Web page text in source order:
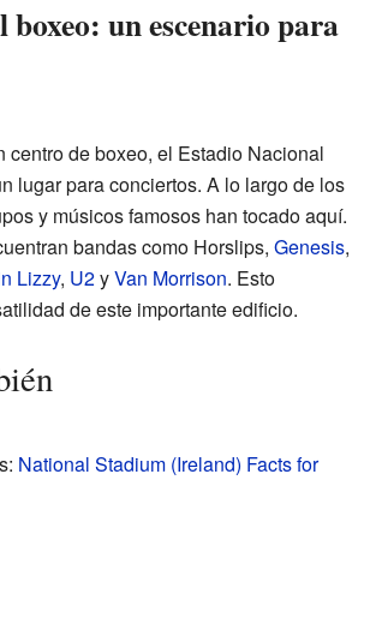
boxeo: un escenario para
centro de boxeo, el Estadio Nacional
lugar para conciertos. A lo largo de los
y músicos famosos han tocado aquí.
bandas como Horslips, Genesis,
Lizzy, U2yVan Morrison. Esto
de este importante edificio.
National Stadium (Ireland) Facts for